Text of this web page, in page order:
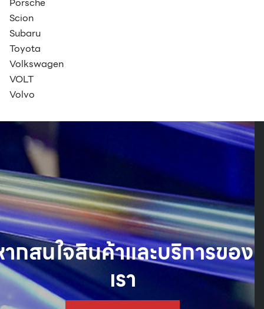
Scion
Subaru
Toyota
Volkswagen
VOLT
Volvo
กสนใจสินค้าและบริการของ
เรา